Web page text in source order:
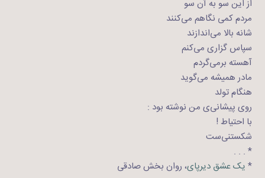
از این سو به آن سو
مردم کمی نگاهم می‌کنند
شانه بالا می‌اندازند
سپاس گزاری می‌کنم
آهسته برمی‌گردم
مادر همیشه می‌گوید
هنگام تولد
روی پیشانی‌ی من نوشته بود :
با احتیاط !
شکستنی‌ست
* . . .
* یک عشق دیرپای، روان بخش صادقی